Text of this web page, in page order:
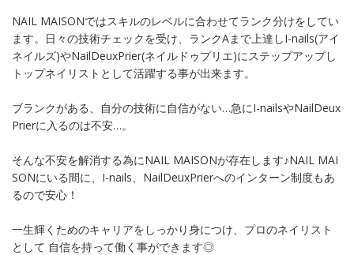
NAIL MAISONではスキルのレベルに合わせてランク分けをしてい
ます。日々の技術チェックを受け、ランクAまで上達しI-nails(アイ
ネイルズ)やNailDeuxPrier(ネイルドゥプリエ)にステップアップし
トップネイリストとして活躍する事が出来ます。
ブランクがある、自分の技術に自信がない…急にI-nailsやNailDeux
Prierに入るのは不安…。
そんな不安を解消する為にNAIL MAISONが存在します♪NAIL MAI
SONにいる間に、I-nails、NailDeuxPrierへのインターン制度もあ
るので安心！
一生輝くためのキャリアをしっかり身につけ、プロのネイリスト
として 自信を持って働く事ができます◎